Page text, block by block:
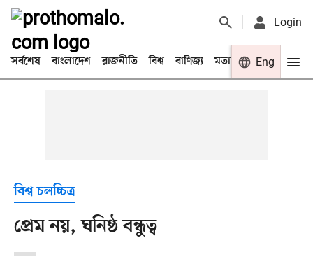
Login
সর্বশেষ বাংলাদেশ রাজনীতি বিশ্ব বাণিজ্য মতামত খেলা
Eng
বিশ্ব চলচ্চিত্র
প্রেম নয়, ঘনিষ্ঠ বন্ধুত্ব